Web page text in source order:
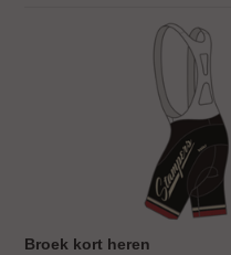
Broek kort heren